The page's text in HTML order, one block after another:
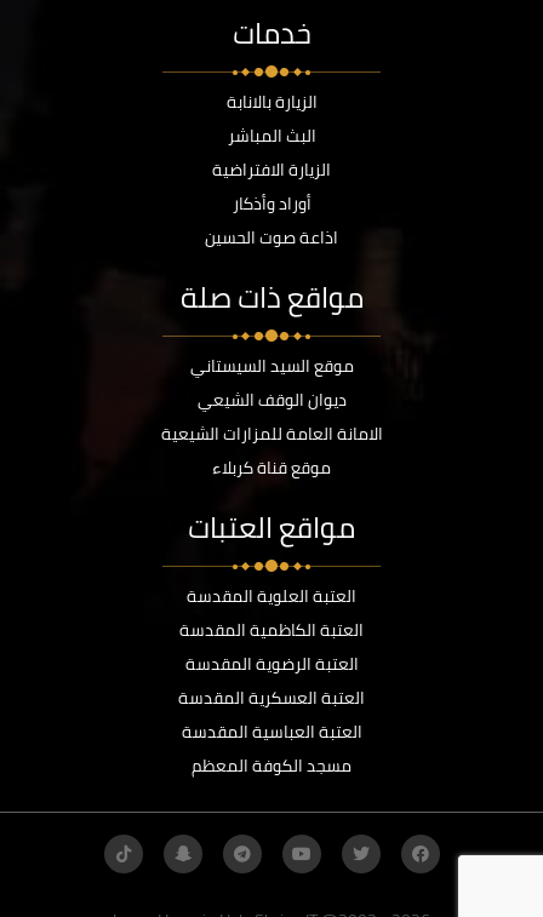
خدمات
الزيارة بالانابة
البث المباشر
الزيارة الافتراضية
أوراد وأذكار
اذاعة صوت الحسين
مواقع ذات صلة
موقع السيد السيستاني
ديوان الوقف الشيعي
الامانة العامة للمزارات الشيعية
موقع قناة كربلاء
مواقع العتبات
العتبة العلوية المقدسة
العتبة الكاظمية المقدسة
العتبة الرضوية المقدسة
العتبة العسكرية المقدسة
العتبة العباسية المقدسة
مسجد الكوفة المعظم